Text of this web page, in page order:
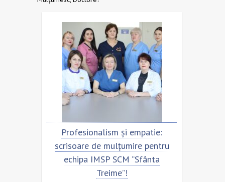
Profesionalism și empatie:
scrisoare de mulțumire pentru
echipa IMSP SCM ”Sfânta